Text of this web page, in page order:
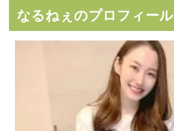
なるねぇのプロフィール